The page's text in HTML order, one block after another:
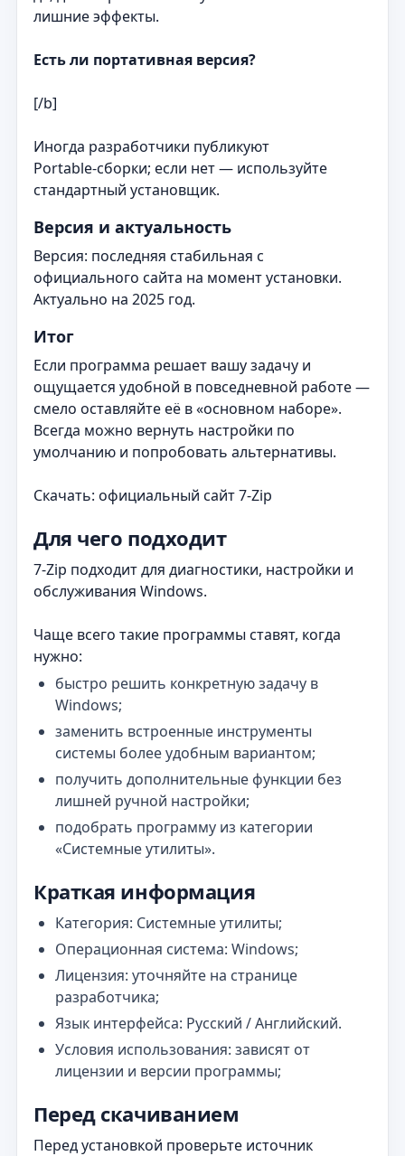
лишние эффекты.
Есть ли портативная версия?
[/b]
Иногда разработчики публикуют
Portable‑сборки; если нет — используйте
стандартный установщик.
Версия и актуальность
Версия: последняя стабильная с
официального сайта на момент установки.
Актуально на 2025 год.
Итог
Если программа решает вашу задачу и
ощущается удобной в повседневной работе —
смело оставляйте её в «основном наборе».
Всегда можно вернуть настройки по
умолчанию и попробовать альтернативы.
Скачать: официальный сайт 7‑Zip
Для чего подходит
7-Zip подходит для диагностики, настройки и
обслуживания Windows.
Чаще всего такие программы ставят, когда
нужно:
быстро решить конкретную задачу в
Windows;
заменить встроенные инструменты
системы более удобным вариантом;
получить дополнительные функции без
лишней ручной настройки;
подобрать программу из категории
«Системные утилиты».
Краткая информация
Категория: Системные утилиты;
Операционная система: Windows;
Лицензия: уточняйте на странице
разработчика;
Язык интерфейса: Русский / Английский.
Условия использования: зависят от
лицензии и версии программы;
Перед скачиванием
Перед установкой проверьте источник